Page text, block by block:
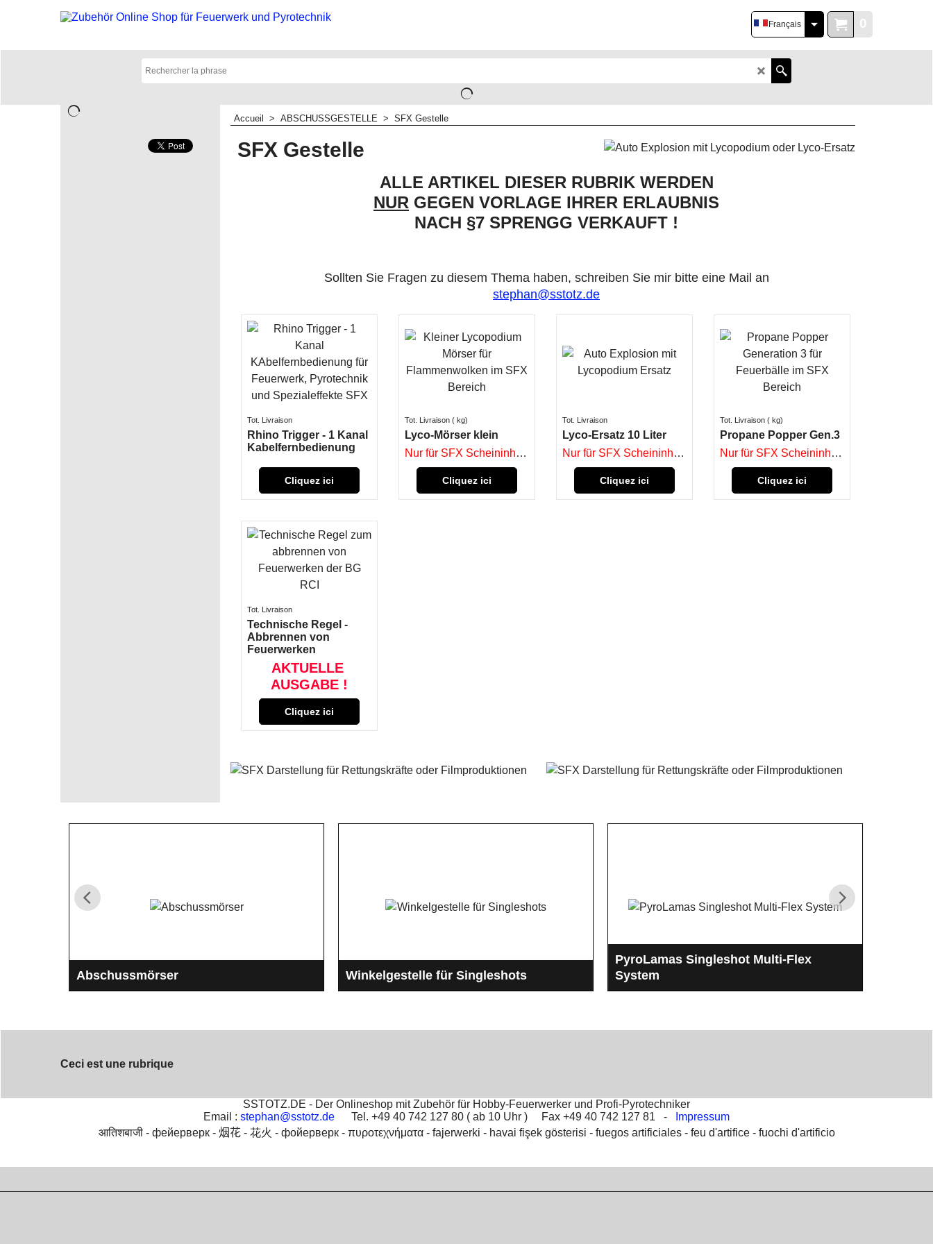
0
Français
Accueil > ABSCHUSSGESTELLE > SFX Gestelle
SFX Gestelle
ALLE ARTIKEL DIESER RUBRIK WERDEN
NUR GEGEN VORLAGE IHRER ERLAUBNIS
NACH §7 SPRENGG VERKAUFT !
Sollten Sie Fragen zu diesem Thema haben, schreiben Sie mir bitte eine Mail an
stephan@sstotz.de
Tot. Livraison
Rhino Trigger - 1 Kanal
Kabelfernbedienung
Cliquez ici
Tot. Livraison kg
Lyco-Mörser klein
Nur für SFX Scheininhaber
Cliquez ici
Tot. Livraison
Lyco-Ersatz 10 Liter
Nur für SFX Scheininhaber
Cliquez ici
Tot. Livraison kg
Propane Popper Gen.3
Nur für SFX Scheininhaber
Cliquez ici
Tot. Livraison
Technische Regel -
Abbrennen von
Feuerwerken
AKTUELLE
AUSGABE !
Cliquez ici
Abschussmörser Winkelgestelle für Singleshots
PyroLamas Singleshot Multi-Flex
System
Ceci est une rubrique
SSTOTZ.DE - Der Onlineshop mit Zubehör für Hobby-Feuerwerker und Profi-Pyrotechniker
Email : stephan@sstotz.de Tel. +49 40 742 127 80 ( ab 10 Uhr ) Fax +49 40 742 127 81 -
Impressum
आतिशबाजी - фейерверк - 烟花 - 花火 - фойерверк - πυροτεχνήματα - fajerwerki - havai fişek gösterisi - fuegos artificiales - feu d'artifice - fuochi d'artificio